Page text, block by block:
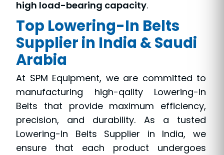
high load-bearing capacity.
Top Lowering-In Belts
Supplier in India & Saudi
Arabia
At SPM Equipment, we are committed to
manufacturing high-qality Lowering-In
Belts that provide maximum efficiency,
precision, and durability. As a tusted
Lowering-In Belts Supplier in India, we
ensure that each product undergoes